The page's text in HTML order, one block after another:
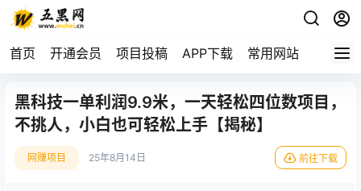
首页 开通会员 项目投稿 APP下载 常用网站
黑科技一单利润9.9米，一天轻松四位数项目，
不挑人，小白也可轻松上手【揭秘】
网赚项目 25年8月14日 前往下载